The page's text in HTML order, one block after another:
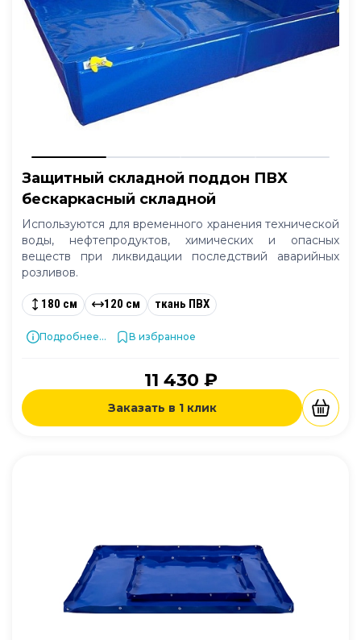
Защитный складной поддон ПВХ
бескаркасный складной
Используются для временного хранения технической
воды, нефтепродуктов, химических и опасных
веществ при ликвидации последствий аварийных
розливов.
180 см 120 см ткань ПВХ
Подробнее... В избранное
11 430 ₽
Заказать в 1 клик